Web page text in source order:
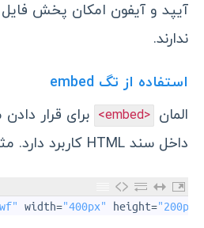
آیپد و آیفون امکان پخش
ندارند.
استفاده از تگ embed
المان <embed>
برای قرار
داخل سند HTML کاربرد دارد. مثلا فایل تصویری.
width="400px" height="200px"